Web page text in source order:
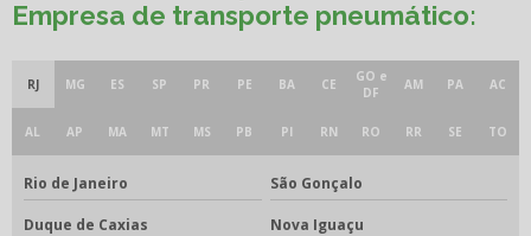
Empresa de transporte pneumático:
RJ MG ES SP PR PE BA CE
GO e
DF
AM PA AC
AL AP MA MT MS PB PI RN RO RR SE TO
Rio de Janeiro São Gonçalo
Duque de Caxias Nova Iguaçu